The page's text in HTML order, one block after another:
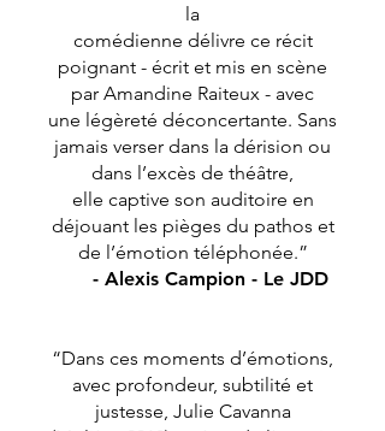
la
comédienne délivre ce récit
poignant - écrit et mis en scène
par Amandine Raiteux - avec
une légèreté déconcertante. Sans
jamais verser dans la dérision ou
dans l’excès de théâtre,
elle captive son auditoire en
déjouant les pièges du pathos et
de l’émotion téléphonée.”
- Alexis Campion - Le JDD
“Dans ces moments d’émotions,
avec profondeur, subtilité et
justesse, Julie Cavanna